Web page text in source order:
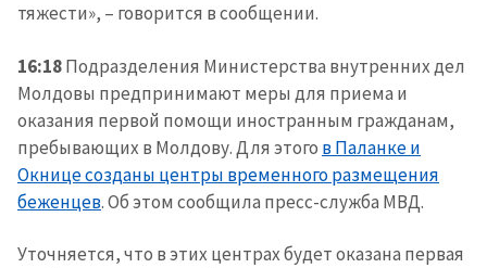
тяжести», – говорится в сообщении.
16:18Подразделения Министерства внутренних дел
Молдовы предпринимают меры для приема и
оказания первой помощи иностранным гражданам,
пребывающих в Молдову. Для этого в Паланке и
Окнице созданы центры временного размещения
беженцев. Об этом сообщила пресс-служба МВД.
Уточняется, что в этих центрах будет оказана первая